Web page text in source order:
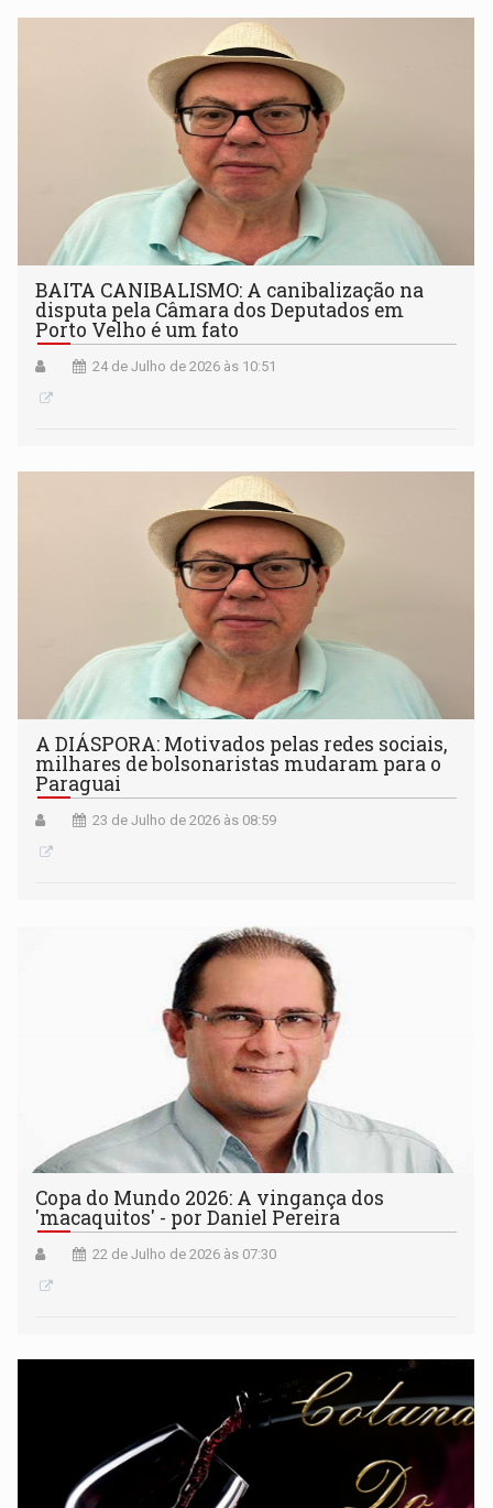
BAITA CANIBALISMO: A canibalização na
disputa pela Câmara dos Deputados em
Porto Velho é um fato
24 de Julho de 2026 às 10:51
A DIÁSPORA: Motivados pelas redes sociais,
milhares de bolsonaristas mudaram para o
Paraguai
23 de Julho de 2026 às 08:59
Copa do Mundo 2026: A vingança dos
'macaquitos' - por Daniel Pereira
22 de Julho de 2026 às 07:30